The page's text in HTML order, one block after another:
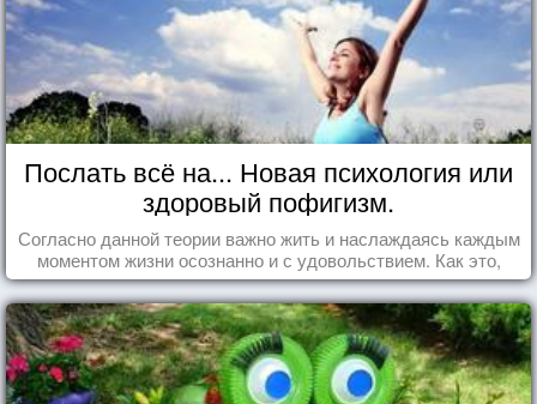
Послать всё на... Новая психология или
здоровый пофигизм.
Согласно данной теории важно жить и наслаждаясь каждым
моментом жизни осознанно и с удовольствием. Как это,
попробуем разобраться на реальных примерах.